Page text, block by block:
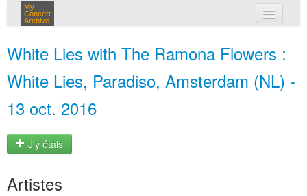
My
Concert
Archive
White Lies with The Ramona Flowers :
White Lies, Paradiso, Amsterdam (NL) -
13 oct. 2016
J'y étais
Artistes